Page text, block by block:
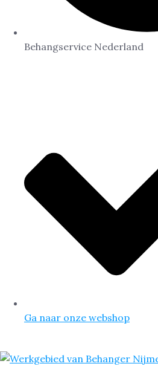
Behangservice Nederland
Ga naar onze webshop